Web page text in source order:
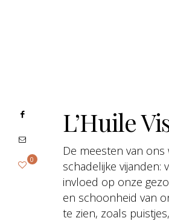
L’Huile
De meesten van
schadelijke vijanden:
invloed op onze
en schoonheid van
te zien, zoals
0